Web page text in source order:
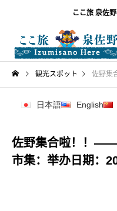
ここ旅 泉佐
観光スポット 佐野集合啦！
日本語 English
佐野集合啦！！——
市集：举办日期：